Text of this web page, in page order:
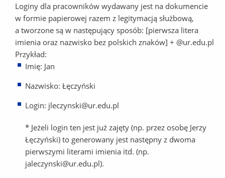
Loginy dla pracowników wydawany jest na dokumencie
w formie papierowej razem z legitymacją służbową,
a tworzone są w następujący sposób: [pierwsza litera
imienia oraz nazwisko bez polskich znaków] + @ur.edu.pl
Przykład:
Imię: Jan
Nazwisko: Łęczyński
Login: jleczynski@ur.edu.pl
* Jeżeli login ten jest już zajęty (np. przez osobę Jerzy
Łęczyński) to generowany jest następny z dwoma
pierwszymi literami imienia itd. (np.
jaleczynski@ur.edu.pl).